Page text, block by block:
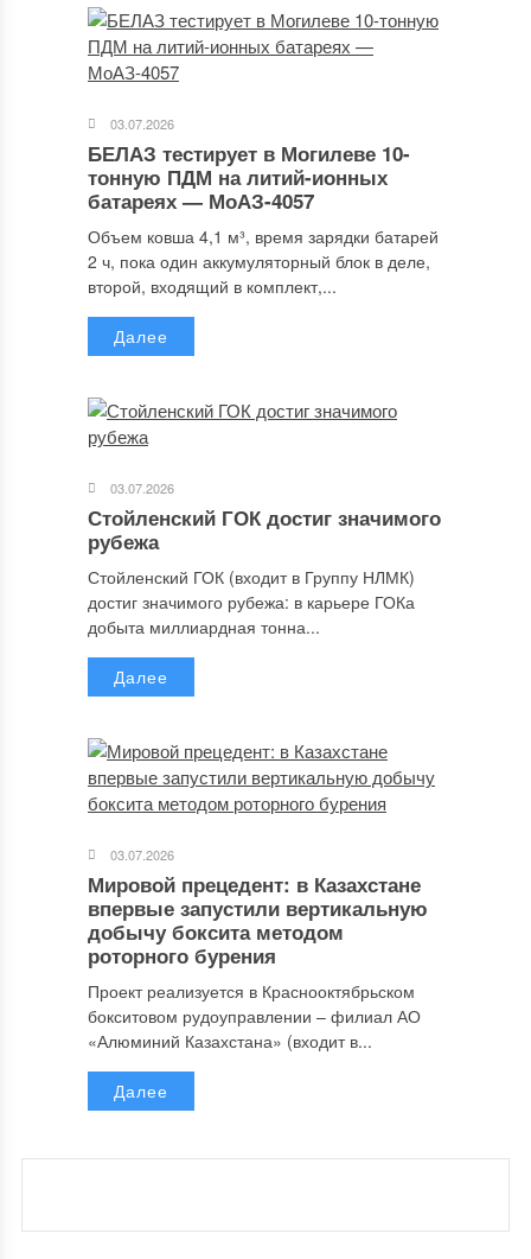
03.07.2026
БЕЛАЗ тестирует в Могилеве 10-
тонную ПДМ на литий-ионных
батареях — МоАЗ-4057
Объем ковша 4,1 м³, время зарядки батарей
2 ч, пока один аккумуляторный блок в деле,
второй, входящий в комплект,...
Далее
03.07.2026
Стойленский ГОК достиг значимого
рубежа
Стойленский ГОК (входит в Группу НЛМК)
достиг значимого рубежа: в карьере ГОКа
добыта миллиардная тонна...
Далее
03.07.2026
Мировой прецедент: в Казахстане
впервые запустили вертикальную
добычу боксита методом
роторного бурения
Проект реализуется в Краснооктябрьском
бокситовом рудоуправлении – филиал АО
«Алюминий Казахстана» (входит в...
Далее